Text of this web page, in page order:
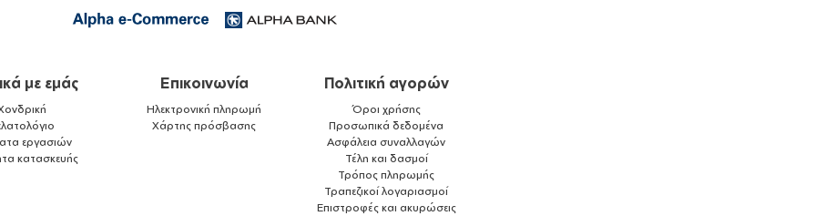
με εμάς
εργασιών
κατασκευής
Επικοινωνία
Ηλεκτρονική πληρωμή
Χάρτης πρόσβασης
Πολιτική αγορών
Όροι χρήσης
Προσωπικά δεδομένα
Ασφάλεια συναλλαγών
Τέλη και δασμοί
Τρόπος πληρωμής
Τραπεζικοί λογαριασμοί
Επιστροφές και ακυρώσεις